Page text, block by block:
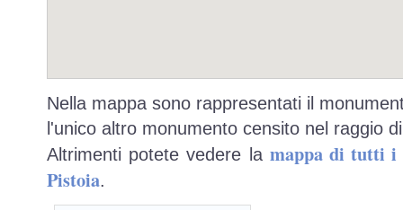
Nella mappa sono rappresentati il
l'unico altro monumento censito nel raggio
Altrimenti potete vedere la mappa di tutti i
Pistoia.